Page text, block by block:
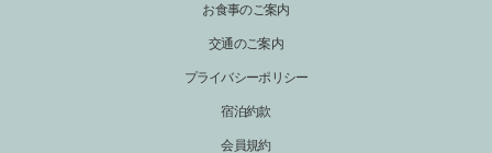
お食事のご案内
交通のご案内
プライバシーポリシー
宿泊約款
会員規約